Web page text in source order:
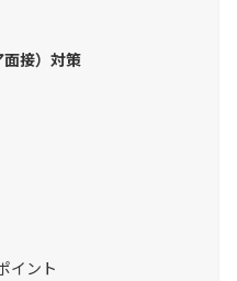
接）対策
イント